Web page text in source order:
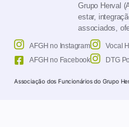
Grupo Herval
estar,
associados,
AFGH no Instagram
AFGH no Facebook
Vocal
DTG
Associação dos Funcionários do Grupo